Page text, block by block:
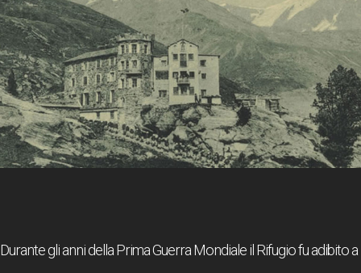
Durante gli anni della Prima Guerra Mondiale il Rifugio fu adibito a